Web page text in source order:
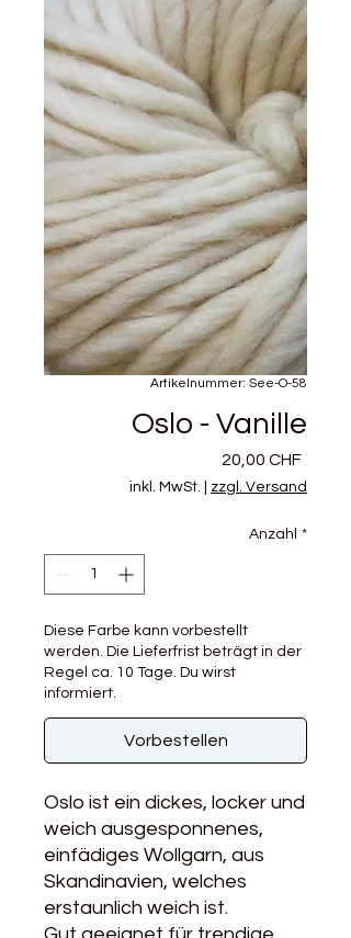
Artikelnummer: See-O-58
Oslo - Vanille
20,00 CHFPreis
inkl. MwSt. zzgl. Versand
Anzahl *
Diese Farbe kann vorbestellt
werden. Die Lieferfrist beträgt in der
Regel ca. 10 Tage. Du wirst
informiert.
Vorbestellen
Oslo ist ein dickes, locker und
weich ausgesponnenes,
einfädiges Wollgarn, aus
Skandinavien, welches
erstaunlich weich ist.